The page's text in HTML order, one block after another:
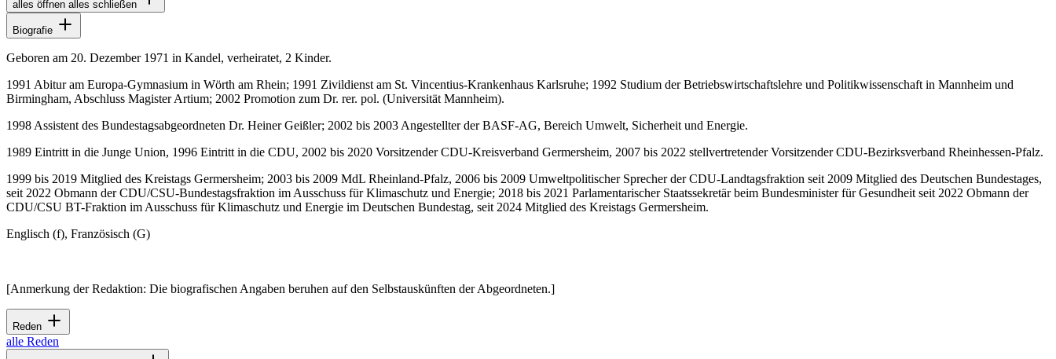
alles öffnen alles schließen
Biografie
Geboren am 20. Dezember 1971 in Kandel, verheiratet, 2 Kinder.
1991 Abitur am Europa-Gymnasium in Wörth am Rhein; 1991 Zivildienst am St. Vincentius-Krankenhaus Karlsruhe; 1992 Studium der Betriebswirtschaftslehre und Politikwissenschaft in Mannheim und
Birmingham, Abschluss Magister Artium; 2002 Promotion zum Dr. rer. pol. (Universität Mannheim).
1998 Assistent des Bundestagsabgeordneten Dr. Heiner Geißler; 2002 bis 2003 Angestellter der BASF-AG, Bereich Umwelt, Sicherheit und Energie.
1989 Eintritt in die Junge Union, 1996 Eintritt in die CDU, 2002 bis 2020 Vorsitzender CDU-Kreisverband Germersheim, 2007 bis 2022 stellvertretender Vorsitzender CDU-Bezirksverband Rheinhessen-Pfalz.
1999 bis 2019 Mitglied des Kreistags Germersheim; 2003 bis 2009 MdL Rheinland-Pfalz, 2006 bis 2009 Umweltpolitischer Sprecher der CDU-Landtagsfraktion seit 2009 Mitglied des Deutschen Bundestages,
seit 2022 Obmann der CDU/CSU-Bundestagsfraktion im Ausschuss für Klimaschutz und Energie; 2018 bis 2021 Parlamentarischer Staatssekretär beim Bundesminister für Gesundheit seit 2022 Obmann der
CDU/CSU BT-Fraktion im Ausschuss für Klimaschutz und Energie im Deutschen Bundestag, seit 2024 Mitglied des Kreistags Germersheim.
Englisch (f), Französisch (G)
[Anmerkung der Redaktion: Die biografischen Angaben beruhen auf den Selbstauskünften der Abgeordneten.]
Reden
alle Reden